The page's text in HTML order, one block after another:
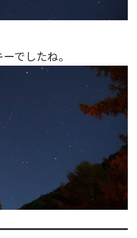
でしたね。